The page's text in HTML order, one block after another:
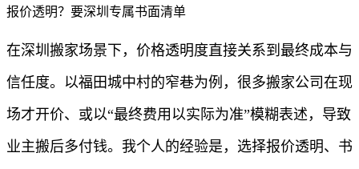
报价透明？要深圳专属书面清单
在深圳搬家场景下，价格透明度直接关系到最终成本与
信任度。以福田城中村的窄巷为例，很多搬家公司在现
场才开价、或以“最终费用以实际为准”模糊表述，导致
业主搬后多付钱。我个人的经验是，选择报价透明、书